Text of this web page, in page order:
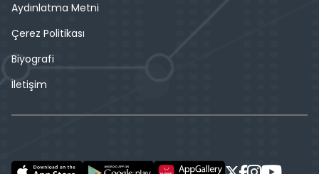
Aydınlatma Metni
Çerez Politikası
Biyografi
İletişim